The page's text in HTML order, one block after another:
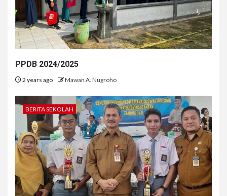
PPDB 2024/2025
2 years ago Mawan A. Nugroho
BERITA SEKOLAH